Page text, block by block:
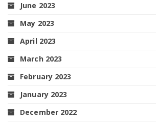
June 2023
May 2023
April 2023
March 2023
February 2023
January 2023
December 2022